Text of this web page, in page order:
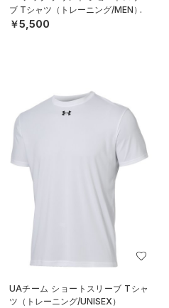
ブ Tシャツ（トレーニング/MEN）
￥5,500
UAチーム ショートスリーブ Tシャ
ツ（トレーニング/UNISEX）